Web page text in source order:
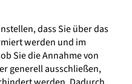
dass Sie über das
werden und im
Sie die Annahme von
generell ausschließen,